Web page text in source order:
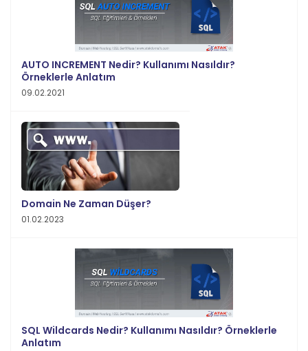
AUTO INCREMENT Nedir? Kullanımı Nasıldır?
Örneklerle Anlatım
09.02.2021
Domain Ne Zaman Düşer?
01.02.2023
SQL Wildcards Nedir? Kullanımı Nasıldır? Örneklerle
Anlatım